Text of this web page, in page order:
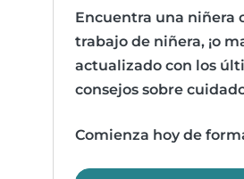
Encuentra una niñera
trabajo de niñera, ¡o
actualizado con los
consejos sobre
Comienza hoy de